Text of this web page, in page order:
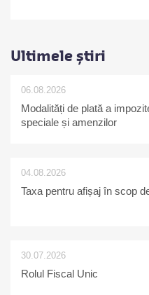
Ultimele știri
06.08.2026
Modalități de plată a
speciale și amenzilor
04.08.2026
Taxa pentru afișaj în scop
30.07.2026
Rolul Fiscal Unic